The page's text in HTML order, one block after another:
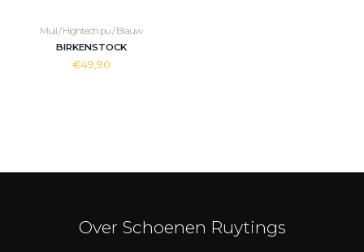
Muil / Hightech pu / Blauw
BIRKENSTOCK
€49,90
Over Schoenen Ruytings